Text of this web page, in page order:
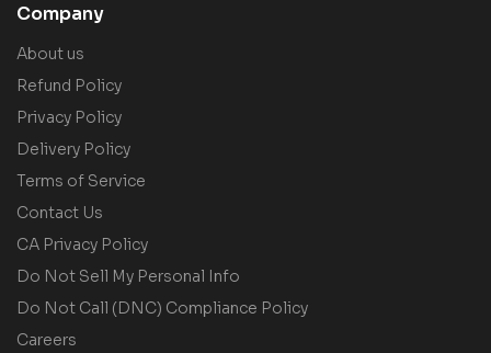
Company
About us
Refund Policy
Privacy Policy
Delivery Policy
Terms of Service
Contact Us
CA Privacy Policy
Do Not Sell My Personal Info
Do Not Call (DNC) Compliance Policy
Careers